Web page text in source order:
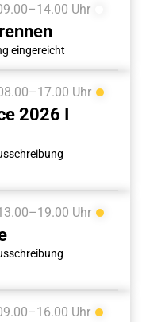
Uhr
eingereicht
Uhr
2026 I
Uhr
Uhr